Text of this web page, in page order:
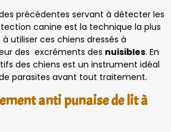
précédentes servant à détecter les
canine est la technique la plus
utiliser ces chiens dressés à
des excréments des nuisibles. En
des chiens est un instrument idéal
parasites avant tout traitement.
anti punaise de lit à